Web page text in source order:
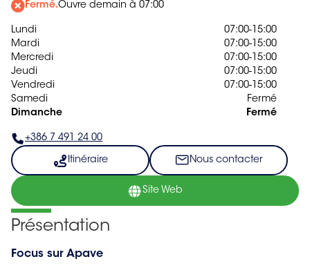
Fermé.Ouvre demain à 07:00
Lundi
07:00-15:00
Mardi
07:00-15:00
Mercredi
07:00-15:00
Jeudi
07:00-15:00
Vendredi
07:00-15:00
Samedi
Fermé
Dimanche
Fermé
+386 7 491 24 00
Itinéraire Nous contacter
Site Web
Présentation
Focus sur Apave